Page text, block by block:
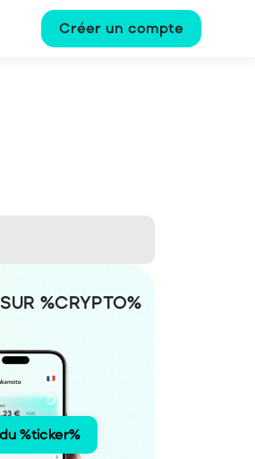
Créer un compte
%ticker%
%CRYPTO%